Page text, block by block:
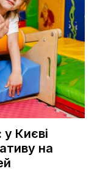
Києві
на